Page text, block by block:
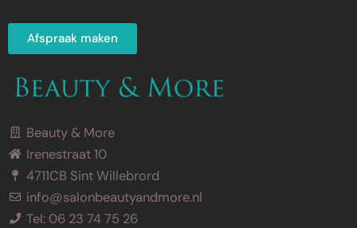
Afspraak maken
Beauty & More
Irenestraat 10
4711CB Sint Willebrord
info@salonbeautyandmore.nl
Tel: 06 23 74 75 26